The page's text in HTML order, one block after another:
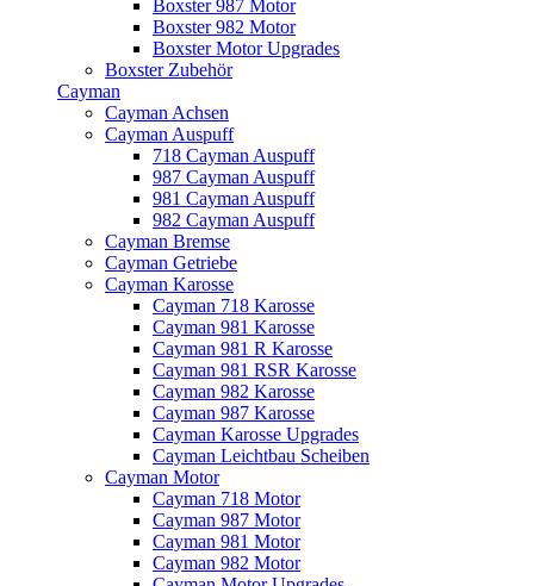
Boxster 987 Motor
Boxster 982 Motor
Boxster Motor Upgrades
Boxster Zubehör
Cayman
Cayman Achsen
Cayman Auspuff
718 Cayman Auspuff
987 Cayman Auspuff
981 Cayman Auspuff
982 Cayman Auspuff
Cayman Bremse
Cayman Getriebe
Cayman Karosse
Cayman 718 Karosse
Cayman 981 Karosse
Cayman 981 R Karosse
Cayman 981 RSR Karosse
Cayman 982 Karosse
Cayman 987 Karosse
Cayman Karosse Upgrades
Cayman Leichtbau Scheiben
Cayman Motor
Cayman 718 Motor
Cayman 987 Motor
Cayman 981 Motor
Cayman 982 Motor